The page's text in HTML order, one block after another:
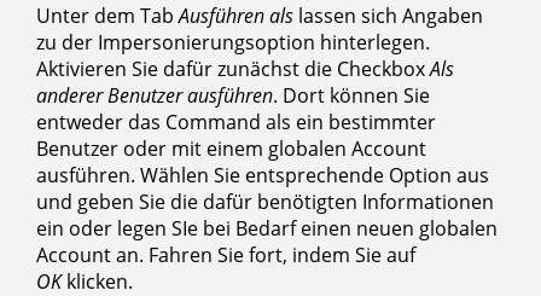
Unter dem TabAusführen als lassen sich Angaben
zu der Impersonierungsoption hinterlegen.
Aktivieren Sie dafür zunächst die CheckboxAls
anderer Benutzer ausführen. Dort können Sie
entweder das Command als ein bestimmter
Benutzer oder mit einem globalen Account
ausführen. Wählen Sie entsprechende Option aus
und geben Sie die dafür benötigten Informationen
ein oder legen SIe bei Bedarf einen neuen globalen
Account an. Fahren Sie fort, indem Sie auf
OKklicken.